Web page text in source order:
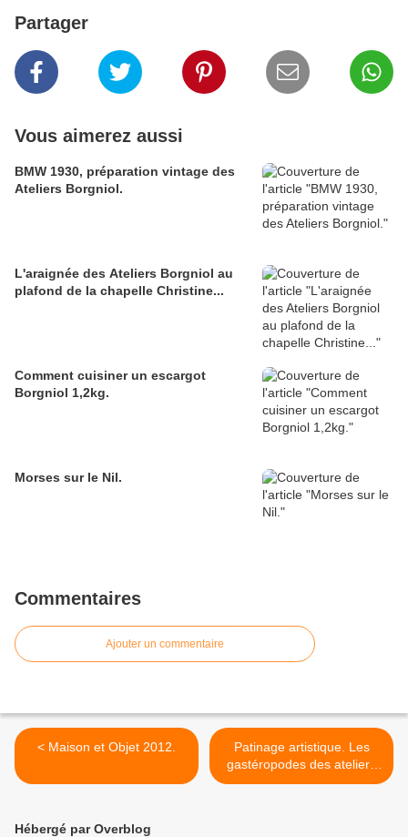
Partager
Vous aimerez aussi
BMW 1930, préparation vintage des
Ateliers Borgniol.
L'araignée des Ateliers Borgniol au
plafond de la chapelle Christine...
Comment cuisiner un escargot
Borgniol 1,2kg.
Morses sur le Nil.
Commentaires
Ajouter un commentaire
< Maison et Objet 2012.
Patinage artistique. Les
gastéropodes des ateliers
Borgniol conservent leur
Hébergé par Overblog